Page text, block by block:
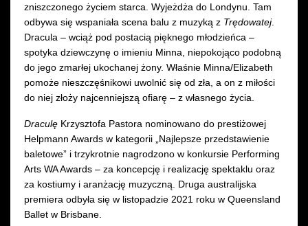
zniszczonego życiem starca. Wyjeżdża do Londynu. Tam
odbywa się wspaniała scena balu z muzyką z Trędowatej.
Dracula – wciąż pod postacią pięknego młodzieńca –
spotyka dziewczynę o imieniu Minna, niepokojąco podobną
do jego zmarłej ukochanej żony. Właśnie Minna/Elizabeth
pomoże nieszczęśnikowi uwolnić się od zła, a on z miłości
do niej złoży najcenniejszą ofiarę – z własnego życia.
Draculę Krzysztofa Pastora nominowano do prestiżowej
Helpmann Awards w kategorii „Najlepsze przedstawienie
baletowe” i trzykrotnie nagrodzono w konkursie Performing
Arts WA Awards – za koncepcję i realizację spektaklu oraz
za kostiumy i aranżację muzyczną. Druga australijska
premiera odbyła się w listopadzie 2021 roku w Queensland
Ballet w Brisbane.